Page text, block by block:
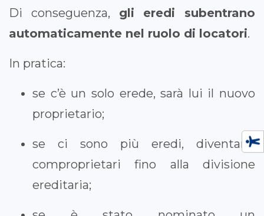
Di conseguenza, gli eredi subentrano
automaticamente nel ruolo di locatori.
In pratica:
se c’è un solo erede, sarà lui il nuovo
proprietario;
se ci sono più eredi, diventano
comproprietari fino alla divisione
ereditaria;